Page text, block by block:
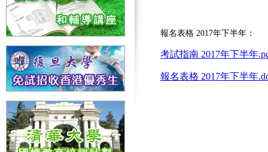
報名表格 2017年下半年：
考試指南 2017年下半年
報名表格 2017年下半年